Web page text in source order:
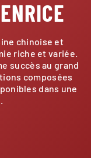
chinoise et
riche et variée.
succès au grand
composées
dans une